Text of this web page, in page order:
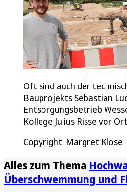
Oft sind auch der
Bauprojekts Sebastian
Entsorgungsbetrieb
Kollege Julius Risse vor
Copyright: Margret Klose
Alles zum Thema
Überschwemmung und